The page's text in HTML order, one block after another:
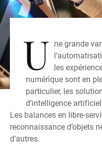
U ne grande
les
numérique sont en
particulier, les
d’intelligence
Les balances en libre-
reconnaissance d’objets
d’autres.